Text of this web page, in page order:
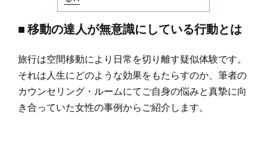
■ 移動の達人が無意識にしている行動とは
旅行は空間移動により日常を切り離す疑似体験です。
それは人生にどのような効果をもたらすのか、筆者の
カウンセリング・ルームにてご自身の悩みと真摯に向
き合っていた女性の事例からご紹介します。